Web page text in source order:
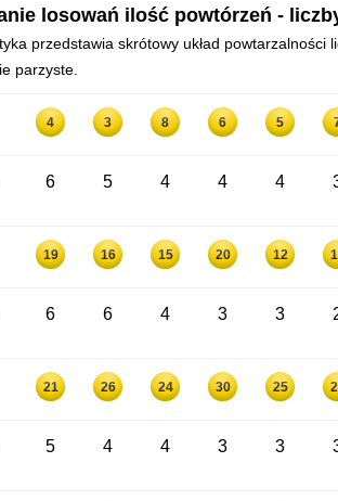
losowań ilość powtórzeń -
przedstawia skrótowy układ
parzyste.
4 3 8 6 5
6 5 4 4 4
19 16 15 20 12
6 6 4 3 3
21 26 24 30 25
5 4 4 3 3